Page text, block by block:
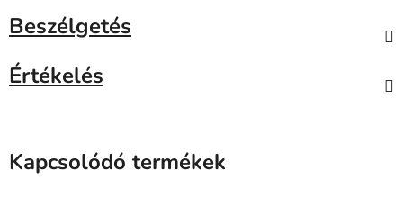
Beszélgetés
Értékelés
Kapcsolódó termékek